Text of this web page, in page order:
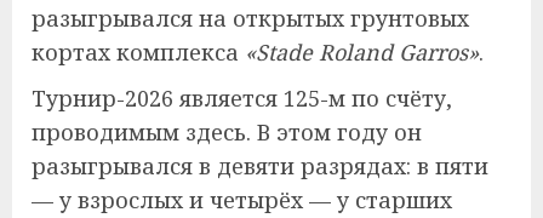
разыгрывался на открытых грунтовых
кортах комплекса «Stade Roland Garros».
Турнир-2026 является 125-м по счёту,
проводимым здесь. В этом году он
разыгрывался в девяти разрядах: в пяти
— у взрослых и четырёх — у старших